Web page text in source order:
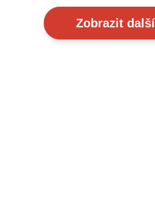
Zobrazit